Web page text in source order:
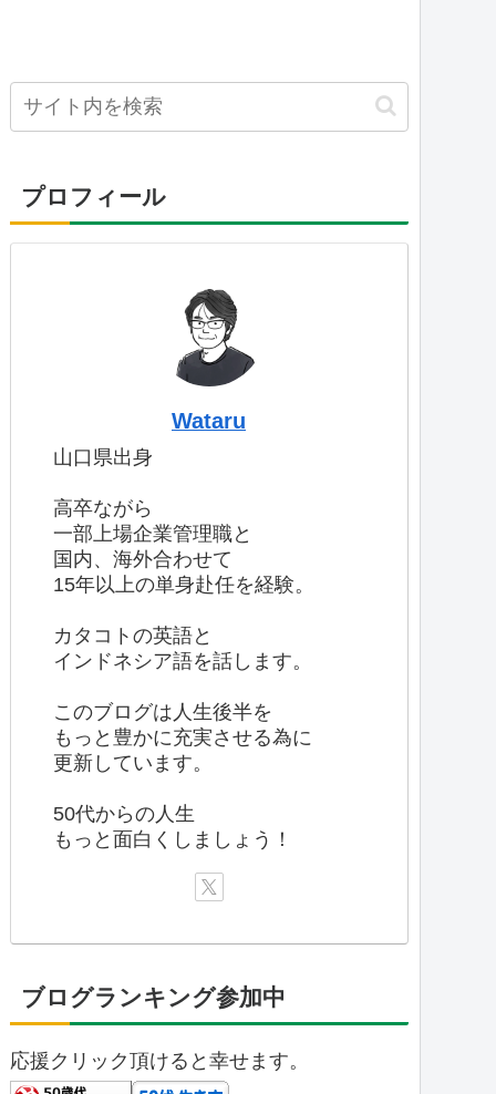
プロフィール
Wataru
山口県出身
高卒ながら
一部上場企業管理職と
国内、海外合わせて
15年以上の単身赴任を経験。
カタコトの英語と
インドネシア語を話します。
このブログは人生後半を
もっと豊かに充実させる為に
更新しています。
50代からの人生
もっと面白くしましょう！
ブログランキング参加中
応援クリック頂けると幸せます。